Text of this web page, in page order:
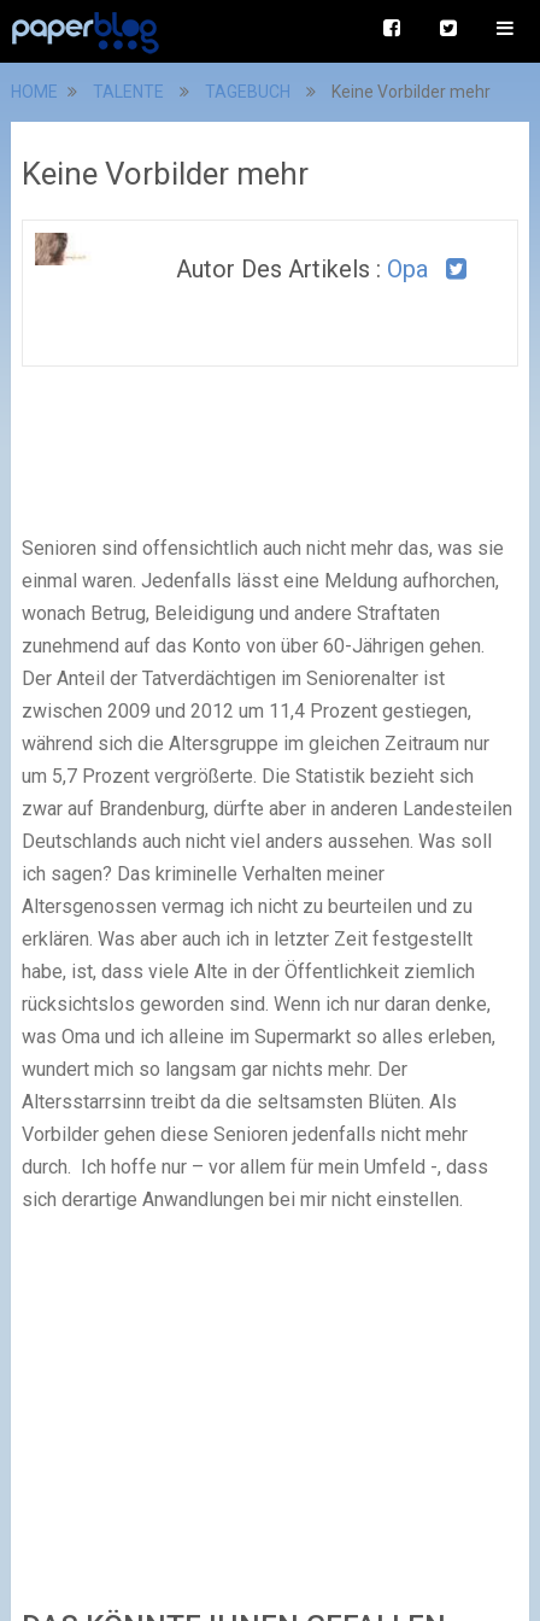
HOME TALENTE TAGEBUCH Keine Vorbilder mehr
Keine Vorbilder mehr
Autor Des Artikels : Opa
Senioren sind offensichtlich auch nicht mehr das, was sie
einmal waren. Jedenfalls lässt eine Meldung aufhorchen,
wonach Betrug, Beleidigung und andere Straftaten
zunehmend auf das Konto von über 60-Jährigen gehen.
Der Anteil der Tatverdächtigen im Seniorenalter ist
zwischen 2009 und 2012 um 11,4 Prozent gestiegen,
während sich die Altersgruppe im gleichen Zeitraum nur
um 5,7 Prozent vergrößerte. Die Statistik bezieht sich
zwar auf Brandenburg, dürfte aber in anderen Landesteilen
Deutschlands auch nicht viel anders aussehen. Was soll
ich sagen? Das kriminelle Verhalten meiner
Altersgenossen vermag ich nicht zu beurteilen und zu
erklären. Was aber auch ich in letzter Zeit festgestellt
habe, ist, dass viele Alte in der Öffentlichkeit ziemlich
rücksichtslos geworden sind. Wenn ich nur daran denke,
was Oma und ich alleine im Supermarkt so alles erleben,
wundert mich so langsam gar nichts mehr. Der
Altersstarrsinn treibt da die seltsamsten Blüten. Als
Vorbilder gehen diese Senioren jedenfalls nicht mehr
durch. Ich hoffe nur – vor allem für mein Umfeld -, dass
sich derartige Anwandlungen bei mir nicht einstellen.